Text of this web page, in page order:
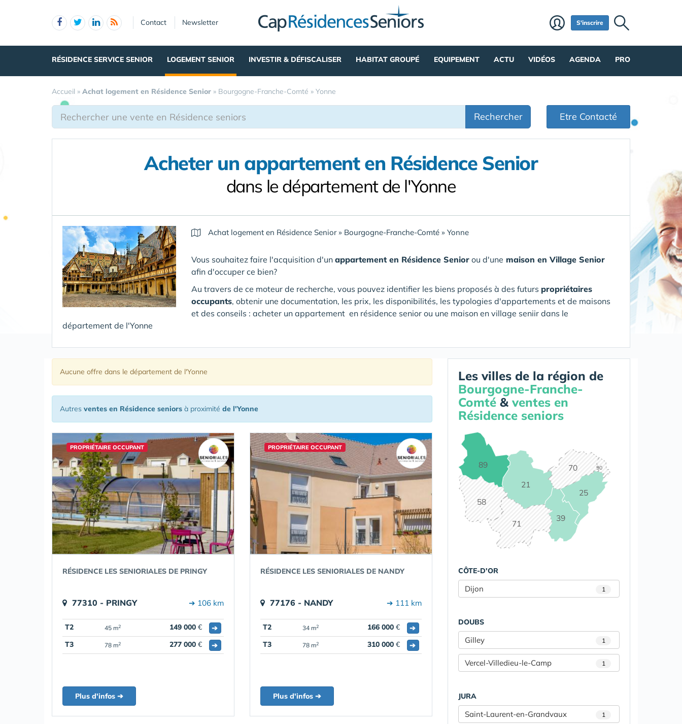
Contact Newsletter S'inscrire
RÉSIDENCE SERVICE SENIOR LOGEMENT SENIOR INVESTIR & DÉFISCALISER HABITAT GROUPÉ EQUIPEMENT ACTU VIDÉOS AGENDA PRO
Accueil » Achat logement en Résidence Senior » Bourgogne-Franche-Comté » Yonne
Rechercher Etre Contacté
Acheter un appartement en Résidence Senior
dans le département de l'Yonne
Achat logement en Résidence Senior» Bourgogne-Franche-Comté » Yonne
Vous souhaitez faire l'acquisition d'un appartement en Résidence Senior ou d'une maison en Village Senior
afin d'occuper ce bien?
Au travers de ce moteur de recherche, vous pouvez identifier les biens proposés à des futurs propriétaires
occupants, obtenir une documentation, les prix, les disponibilités, les typologies d'appartements et de maisons
et des conseils : acheter un appartement en résidence senior ou une maison en village seniir dans le
département de l'Yonne
Aucune offre dans le département de l'Yonne
Autres ventes en Résidence seniors à proximité de l'Yonne
PROPRIÉTAIRE OCCUPANT
RÉSIDENCE LES SENIORIALES DE PRINGY
77310 - PRINGY ➔ 106 km
T2 45 m2 149 000 €
➔
T3
78 m2 277 000 € ➔
Plus d'infos ➔
PROPRIÉTAIRE OCCUPANT
RÉSIDENCE LES SENIORIALES DE NANDY
77176 - NANDY ➔ 111 km
T2 34 m2 166 000 €
➔
T3
78 m2 310 000 € ➔
Plus d'infos ➔
Les villes de la région de
Bourgogne-Franche-
Comté & ventes en
Résidence seniors
21
25
39
58
70
71
89 90
CÔTE-D'OR
Dijon 1
DOUBS
Gilley 1
Vercel-Villedieu-le-Camp 1
JURA
Saint-Laurent-en-Grandvaux 1